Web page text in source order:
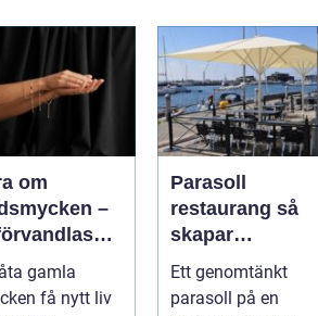
om
–
till nya
gamla
få nytt liv
Parasoll
restaurang så
skapar
uteserveringen
rätt känsla året
Ett genomtänkt
parasoll på en